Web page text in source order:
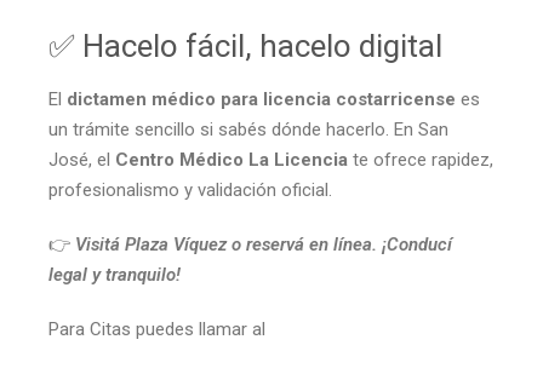
✅ Hacelo fácil, hacelo digital
El dictamen médico para licencia costarricense es
un trámite sencillo si sabés dónde hacerlo. En San
José, el Centro Médico La Licencia te ofrece rapidez,
profesionalismo y validación oficial.
👉 Visitá Plaza Víquez o reservá en línea. ¡Conducí
legal y tranquilo!
Para Citas puedes llamar al